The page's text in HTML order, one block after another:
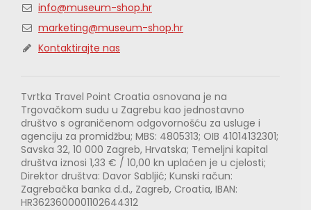
info@museum-shop.hr
marketing@museum-shop.hr
Kontaktirajte nas
Tvrtka Travel Point Croatia osnovana je na
Trgovačkom sudu u Zagrebu kao jednostavno
društvo s ograničenom odgovornošću za usluge i
agenciju za promidžbu; MBS: 4805313; OIB 41014132301;
Savska 32, 10 000 Zagreb, Hrvatska; Temeljni kapital
društva iznosi 1,33 € / 10,00 kn uplaćen je u cjelosti;
Direktor društva: Davor Sabljić; Kunski račun:
Zagrebačka banka d.d., Zagreb, Croatia, IBAN:
HR3623600001102644312